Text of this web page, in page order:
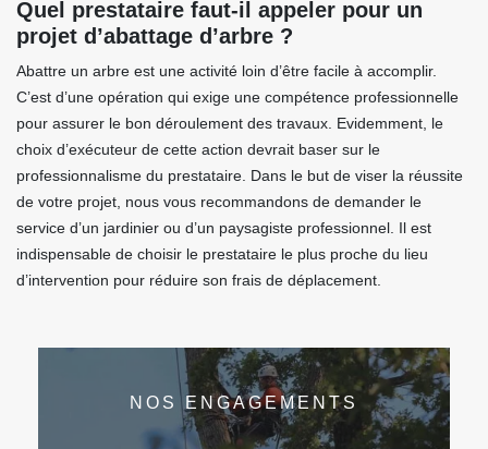
Quel prestataire faut-il appeler pour un
projet d’abattage d’arbre ?
Abattre un arbre est une activité loin d’être facile à accomplir.
C’est d’une opération qui exige une compétence professionnelle
pour assurer le bon déroulement des travaux. Evidemment, le
choix d’exécuteur de cette action devrait baser sur le
professionnalisme du prestataire. Dans le but de viser la réussite
de votre projet, nous vous recommandons de demander le
service d’un jardinier ou d’un paysagiste professionnel. Il est
indispensable de choisir le prestataire le plus proche du lieu
d’intervention pour réduire son frais de déplacement.
NOS ENGAGEMENTS